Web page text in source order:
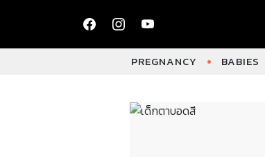
PREGNANCY BABIES